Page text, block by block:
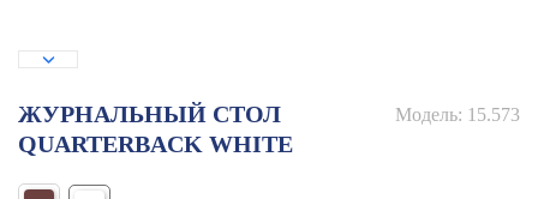
Модель: 15.573
ЖУРНАЛЬНЫЙ СТОЛ
QUARTERBACK WHITE